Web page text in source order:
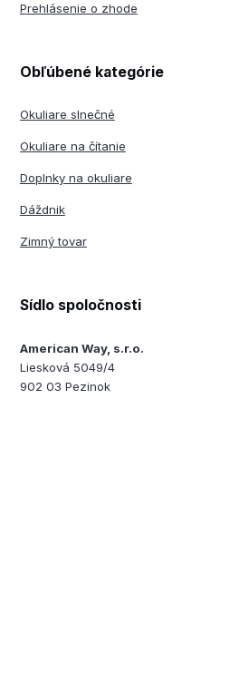
Prehlásenie o zhode
Obľúbené kategórie
Okuliare slnečné
Okuliare na čítanie
Doplnky na okuliare
Dáždnik
Zimný tovar
Sídlo spoločnosti
American Way, s.r.o.
Liesková 5049/4
902 03 Pezinok